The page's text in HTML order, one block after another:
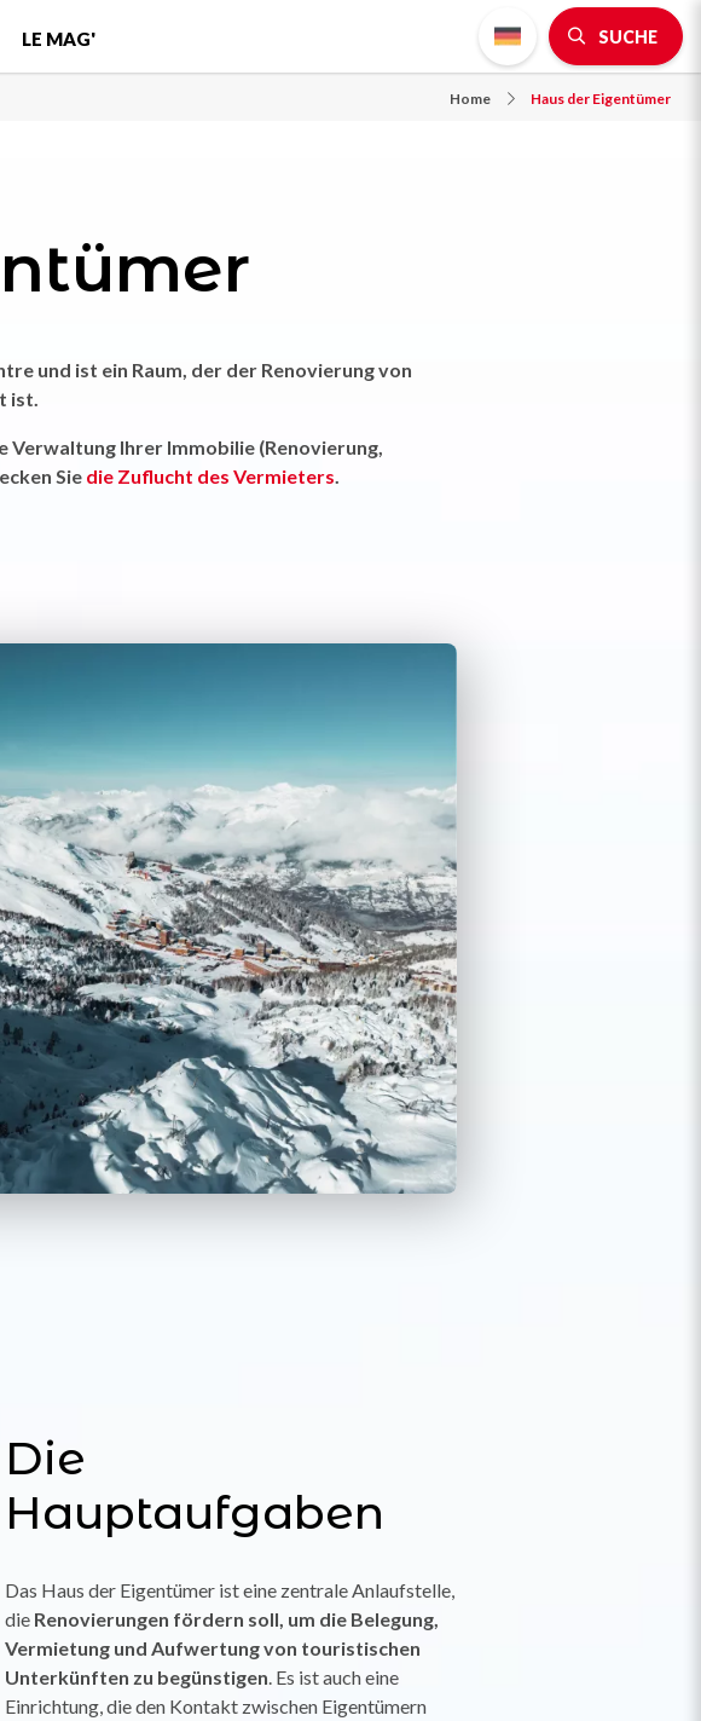
LE MAG' SUCHE
Home Haus der Eigentümer
und ist ein Raum, der der Renovierung von
ist.
Verwaltung Ihrer Immobilie (Renovierung,
Sie die Zuflucht des Vermieters.
Die
Hauptaufgaben
Das Haus der Eigentümer ist eine zentrale Anlaufstelle,
die Renovierungen fördern soll, um die Belegung,
Vermietung und Aufwertung von touristischen
Unterkünften zu begünstigen . Es ist auch eine
Einrichtung, die den Kontakt zwischen Eigentümern